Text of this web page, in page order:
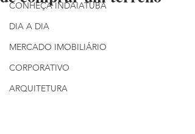
CONHEÇA INDAIATUBA
DIA A DIA
MERCADO IMOBILIÁRIO
CORPORATIVO
ARQUITETURA